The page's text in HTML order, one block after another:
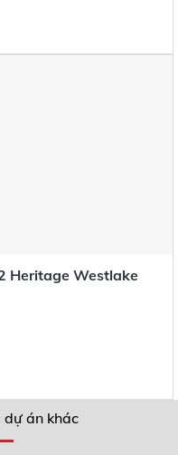
Heritage Westlake
dự án khác